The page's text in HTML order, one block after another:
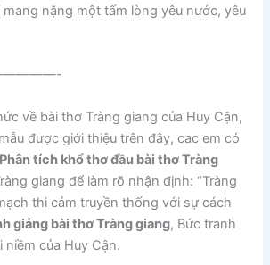
mang nặng một tấm lòng yêu nước, yêu
về bài thơ Tràng giang của Huy Cận,
được giới thiệu trên đây, cac em có
Phân tích khổ thơ đầu bài thơ Tràng
giang để làm rõ nhận định: “Tràng
thi cảm truyền thống với sự cách
giảng bài thơ Tràng giang, Bức tranh
niềm của Huy Cận.